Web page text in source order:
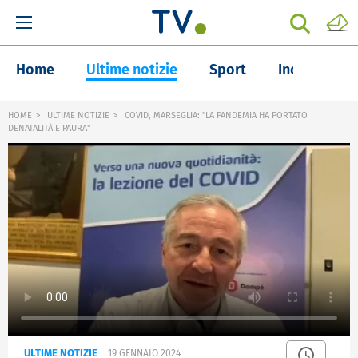
Home Ultime notizie Sport Inchieste
HOME ULTIME NOTIZIE
COVID, MARSEGLIA: "LA PANDEMIA HA PORTATO
DENATALITÀ E PAURA"
ULTIME NOTIZIE 19 GENNAIO 2024